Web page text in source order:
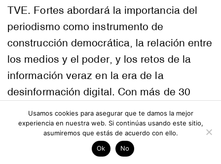
TVE. Fortes abordará la importancia del
periodismo como instrumento de
construcción democrática, la relación entre
los medios y el poder, y los retos de la
información veraz en la era de la
desinformación digital. Con más de 30
años de trayectoria en RTVE, Xabier
Fortes es una de las figuras más
reconocidas del periodismo español.
Licenciado en Ciencias de la Información
Usamos cookies para asegurar que te damos la mejor
experiencia en nuestra web. Si continúas usando este sitio,
asumiremos que estás de acuerdo con ello.
Ok
No